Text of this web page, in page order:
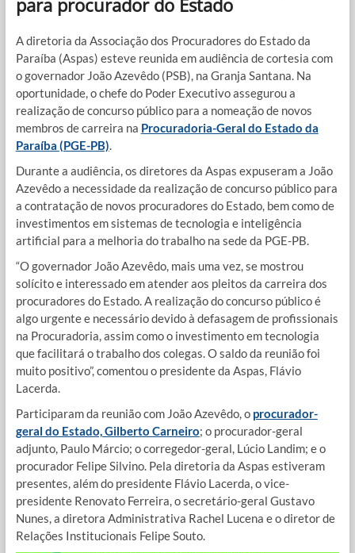
A diretoria da Associação dos Procuradores do Estado da
Paraíba (Aspas) esteve reunida em audiência de cortesia com
o governador João Azevêdo (PSB), na Granja Santana. Na
oportunidade, o chefe do Poder Executivo assegurou a
realização de concurso público para a nomeação de novos
membros de carreira na Procuradoria-Geral do Estado da
Paraíba (PGE-PB).
Durante a audiência, os diretores da Aspas expuseram a João
Azevêdo a necessidade da realização de concurso público para
a contratação de novos procuradores do Estado, bem como de
investimentos em sistemas de tecnologia e inteligência
artificial para a melhoria do trabalho na sede da PGE-PB.
“O governador João Azevêdo, mais uma vez, se mostrou
solícito e interessado em atender aos pleitos da carreira dos
procuradores do Estado. A realização do concurso público é
algo urgente e necessário devido à defasagem de profissionais
na Procuradoria, assim como o investimento em tecnologia
que facilitará o trabalho dos colegas. O saldo da reunião foi
muito positivo”, comentou o presidente da Aspas, Flávio
Lacerda.
Participaram da reunião com João Azevêdo, o procurador-
geral do Estado, Gilberto Carneiro; o procurador-geral
adjunto, Paulo Márcio; o corregedor-geral, Lúcio Landim; e o
procurador Felipe Silvino. Pela diretoria da Aspas estiveram
presentes, além do presidente Flávio Lacerda, o vice-
presidente Renovato Ferreira, o secretário-geral Gustavo
Nunes, a diretora Administrativa Rachel Lucena e o diretor de
Relações Institucionais Felipe Souto.